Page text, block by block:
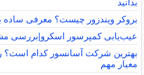
بدانید
بروکر ویندزور چیست؟ معرفی ساده
عیب‌یابی کمپرسور اسکرو|بررسی
معیار مهم